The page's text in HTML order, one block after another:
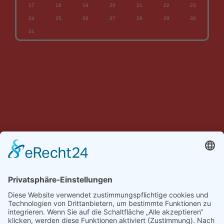
17 18 19 20 21 22 23
24 25 26 27 28 29 30
31